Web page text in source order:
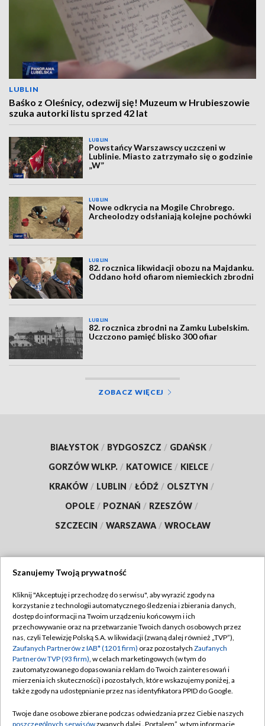
LUBLIN
Baśko z Oleśnicy, odezwij się! Muzeum w Hrubieszowie
szuka autorki listu sprzed 42 lat
LUBLIN
Powstańcy Warszawscy uczczeni w
Lublinie. Miasto zatrzymało się o godzinie
„W”
LUBLIN
Nowe odkrycia na Mogile Chrobrego.
Archeolodzy odsłaniają kolejne pochówki
LUBLIN
82. rocznica likwidacji obozu na Majdanku.
Oddano hołd ofiarom niemieckich zbrodni
LUBLIN
82. rocznica zbrodni na Zamku Lubelskim.
Uczczono pamięć blisko 300 ofiar
ZOBACZ WIĘCEJ
BIAŁYSTOK / BYDGOSZCZ / GDAŃSK /
GORZÓW WLKP. / KATOWICE / KIELCE /
KRAKÓW / LUBLIN / ŁÓDŹ / OLSZTYN /
OPOLE / POZNAŃ / RZESZÓW /
SZCZECIN / WARSZAWA / WROCŁAW
TVP
Abonament TVP
Emisja w TVP
Centrum informacji TVP
Naziemna Telewizja Cyfrowa
Rada Programowa
Regulamin TVP
Polityka prywatności
Moje zgody
Pomoc
Szanujemy Twoją prywatność
Kliknij "Akceptuję i przechodzę do serwisu", aby wyrazić zgody na
korzystanie z technologii automatycznego śledzenia i zbierania danych,
dostęp do informacji na Twoim urządzeniu końcowym i ich
przechowywanie oraz na przetwarzanie Twoich danych osobowych przez
nas, czyli Telewizję Polską S.A. w likwidacji (zwaną dalej również „TVP”),
Zaufanych Partnerów z IAB* (1201 firm) oraz pozostałych Zaufanych
Partnerów TVP (93 firm), w celach marketingowych (w tym do
zautomatyzowanego dopasowania reklam do Twoich zainteresowań i
mierzenia ich skuteczności) i pozostałych, które wskazujemy poniżej, a
także zgody na udostępnianie przez nas identyfikatora PPID do Google.
Twoje dane osobowe zbierane podczas odwiedzania przez Ciebie naszych
poszczególnych serwisówzwanych dalej „Portalem”, w tym informacje